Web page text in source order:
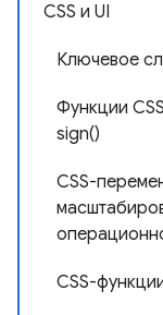
CSS и UI
Ключевое
Функции
sign()
CSS-
CSS-